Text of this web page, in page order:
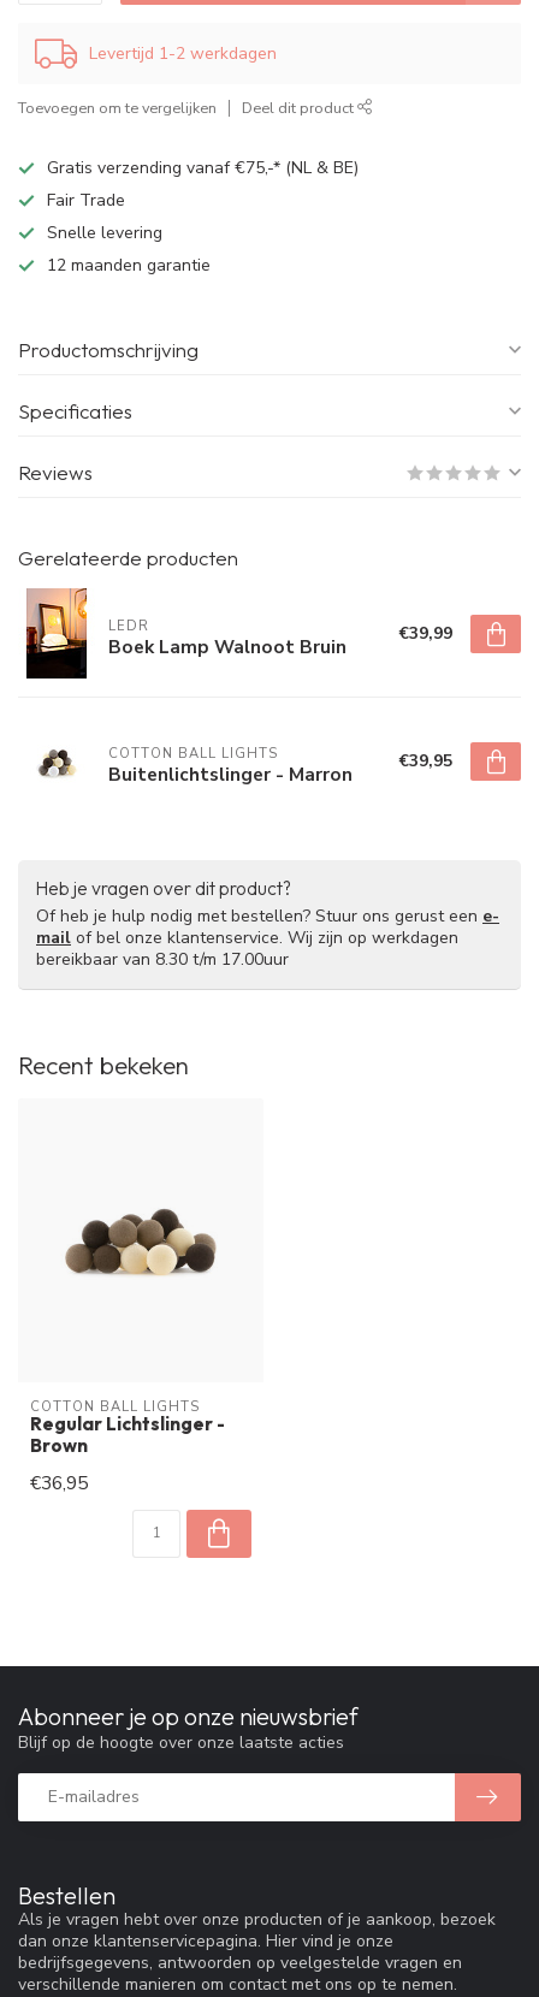
Levertijd 1-2 werkdagen
Toevoegen om te vergelijken Deel dit product
Gratis verzending vanaf €75,-* (NL & BE)
Fair Trade
Snelle levering
12 maanden garantie
Productomschrijving
Specificaties
Reviews
Gerelateerde producten
LEDR
Boek Lamp Walnoot Bruin €39,99
COTTON BALL LIGHTS
Buitenlichtslinger - Marron €39,95
Heb je vragen over dit product?
Of heb je hulp nodig met bestellen? Stuur ons gerust een e-
mail of bel onze klantenservice. Wij zijn op werkdagen
bereikbaar van 8.30 t/m 17.00uur
Recent bekeken
COTTON BALL LIGHTS
Regular Lichtslinger -
Brown
€36,95
Bestellen
Als je vragen hebt over onze producten of je aankoop, bezoek
dan onze klantenservicepagina. Hier vind je onze
bedrijfsgegevens, antwoorden op veelgestelde vragen en
verschillende manieren om contact met ons op te nemen.
Abonneer je op onze nieuwsbrief
Blijf op de hoogte over onze laatste acties